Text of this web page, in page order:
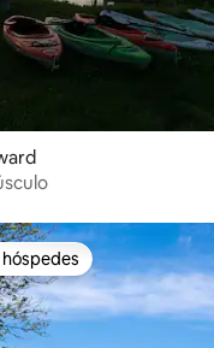
preferidos dos hóspedes